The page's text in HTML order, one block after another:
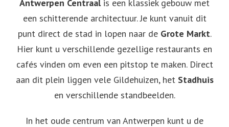
Antwerpen Centraalis een klassiek gebouw met
een schitterende architectuur. Je kunt vanuit dit
punt direct de stad in lopen naar de Grote Markt.
Hier kunt u verschillende gezellige restaurants en
cafés vinden om even een pitstop te maken. Direct
aan dit plein liggen vele Gildehuizen, het Stadhuis
en verschillende standbeelden.
In het oude centrum van Antwerpen kunt u de